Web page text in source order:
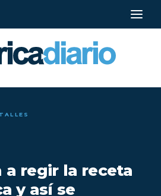
a regir la receta
y así se